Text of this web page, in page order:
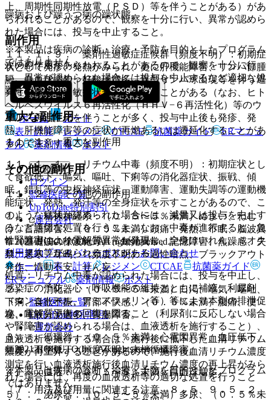
上、周期性同期性放電（ＰＳＤ）等を伴うことがある）があ
らわれることがあるので、観察を十分に行い、異常が認めら
れた場合には、投与を中止すること。
１１．１．９． 薬剤性過敏症症候群（頻度不明）：初期症
状として発疹、発熱がみられ、更に肝機能障害、リンパ節腫
脹、白血球増加、好酸球増多、異型リンパ球出現等を伴う遅
発性の重篤な過敏症状があらわれることがある（なお、ヒト
ヘルペスウイルス６再活性化（ＨＨＶ−６再活性化）等のウ
イルス再活性化を伴うことが多く、投与中止後も発疹、発
熱、肝機能障害等の症状が再燃あるいは遷延化することがあ
るので注意すること）。
その他の副作用
１１．２． その他の副作用
１）． 精神神経系：（０．５〜５％未満）めまい、ねむ
け、言語障害、（０．５％未満）頭痛、発熱、不眠、脳波異
常（基礎波の徐波化等）、知覚異常、記憶障害、焦躁感、失
禁、悪寒、耳鳴、（頻度不明）一過性暗点、ブラックアウト
発作、情動不安、せん妄。
２）． 消化器：（０．５〜５％未満）口渇、嘔気・嘔吐、
下痢、食欲不振、胃部不快感、（０．５％未満）腹痛、便
秘、唾液分泌過多、胃腸障害。
３）． 循環器：（０．５％未満）心電図異常、血圧低下、
頻脈、不整脈、（頻度不明）末梢循環障害。
４）． 血液：（０．５〜５％未満）白血球増多。
５）． 泌尿器：（０．５〜５％未満）多尿、（０．５％未
躁病および躁うつ病の躁状態。
副作用
次の副作用があらわれることがあるので、観察を十分に行
い、異常が認められた場合には投与を中止するなど適切な処
置を行うこと。
重大な副作用
１１．１． 重大な副作用
１１．１．１． リチウム中毒（頻度不明）：初期症状とし
て食欲低下、嘔気、嘔吐、下痢等の消化器症状、振戦、傾
眠、錯乱等の中枢神経症状、運動障害、運動失調等の運動機
能症状、発熱、発汗等の全身症状を示すことがあるので、こ
のような症状が認められた場合には、減量又は投与を中止す
るなど適切な処置を行うこと。なお、中毒が進行すると、急
性腎障害により電解質異常が発現し、全身けいれん、ミオク
ローヌス等がみられることがある。
処置：リチウム中毒が認められた場合には、投与を中止し、
感染症の予防、心・呼吸機能の維持とともに補液、利尿剤
（マンニトール、アミノフィリン等）等により本剤の排泄促
進、電解質平衡の回復を図ること（利尿剤に反応しない場合
や腎障害が認められる場合は、血液透析を施行すること）、
血液透析を施行する場合は、施行後に低下した血清リチウム
濃度が再上昇することがあるので、施行後血清リチウム濃度
測定を行い血液透析施行後血清リチウム濃度の再上昇がみら
れた場合には、再度の血液透析等の適切な処置を行うこと
〔７．用法及び用量に関連する注意、８．５、９．５．２、
※本製品は疾病の診断・治療・予防を目的としたプログラム
ではありません。
ホーム
ノート
表・計算
レジメン CTCAE 抗菌薬ガイド
ERマニュ
アル
薬剤情報 ポスト
新規登録
ログイン
監修医師一覧
UpToDate特別割引
運営会社
© 2021 HOKUTO Inc. All rights reserved.
利用規約プライバシーポリシーお問い合わせ
ホーム
表・計算 レジメン CTCAE
抗菌薬ガイド
ERマニュアル
薬剤情報 ポスト
監修医師一覧
UpToDate特別割引
運営会社
© 2021 HOKUTO Inc. All rights reserved.
※本製品は疾病の診断・治療・予防を目的としたプログラム
ではありません。